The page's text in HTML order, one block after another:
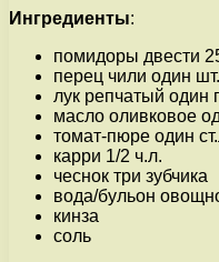
Ингредиенты:
помидоры двести
перец чили один шт.
лук репчатый один
масло оливковое
томат-пюре один
карри 1/2 ч.л.
чеснок три зубчика
вода/бульон
кинза
соль